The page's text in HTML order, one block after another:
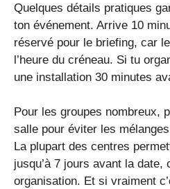
Quelques détails pratiques
ton événement. Arrive 10
réservé pour le briefing, car
l’heure du créneau. Si tu
une installation 30 minutes
Pour les groupes nombreux,
salle pour éviter les
La plupart des centres
jusqu’à 7 jours avant la date,
organisation. Et si vraiment